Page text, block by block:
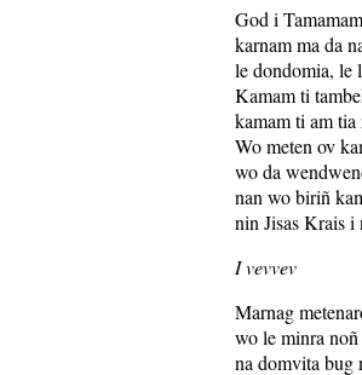
God i
karnam ma da
le dondomia, le
Kamam ti
kamam ti am
Wo meten ov
wo da
nan wo biriñ
nin Jisas Krais
I vevvev
Marnag
wo le minra
na domvita bug